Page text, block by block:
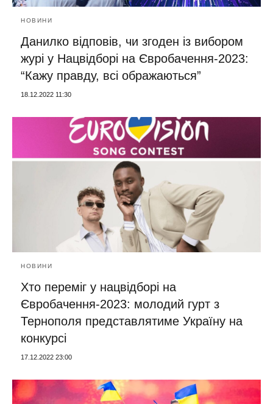
НОВИНИ
Данилко відповів, чи згоден із вибором
журі у Нацвідборі на Євробачення-2023:
“Кажу правду, всі ображаються”
18.12.2022 11:30
НОВИНИ
Хто переміг у нацвідборі на
Євробачення-2023: молодий гурт з
Тернополя представлятиме Україну на
конкурсі
17.12.2022 23:00